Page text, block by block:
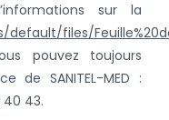
sur la
files/
pouvez toujours
de SANITEL-MED :
43.